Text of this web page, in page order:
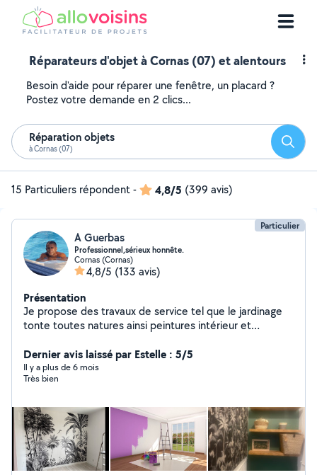
Réparateurs d'objet à Cornas (07) et alentours
Besoin d'aide pour réparer une fenêtre, un placard ?
Postez votre demande en 2 clics...
Réparation objets
à Cornas (07)
15 Particuliers répondent- 4,8/5 (399 avis)
Particulier
A Guerbas
Professionnel,sérieux honnête.
Cornas (Cornas)
4,8/5 (133 avis)
Présentation
Je propose des travaux de service tel que le jardinage
tonte toutes natures ainsi peintures intérieur et
verre ainsi que tous types de travail soigné
déménagement nettoyage et livraison de colis en
urgence manutention course rangement excetera tout
temps ou trop compliqué pour vous je suis à votre
service n hésité pas à me contacter c est un plaisir pour
moi de vous rendre service devis en fonction du travaille
qui sera raisonnable merci cordialement j attends vos
demandes personne dévoué et serviable.
Dernier avis laissé par Estelle : 5/5
Il y a plus de 6 mois
Très bien